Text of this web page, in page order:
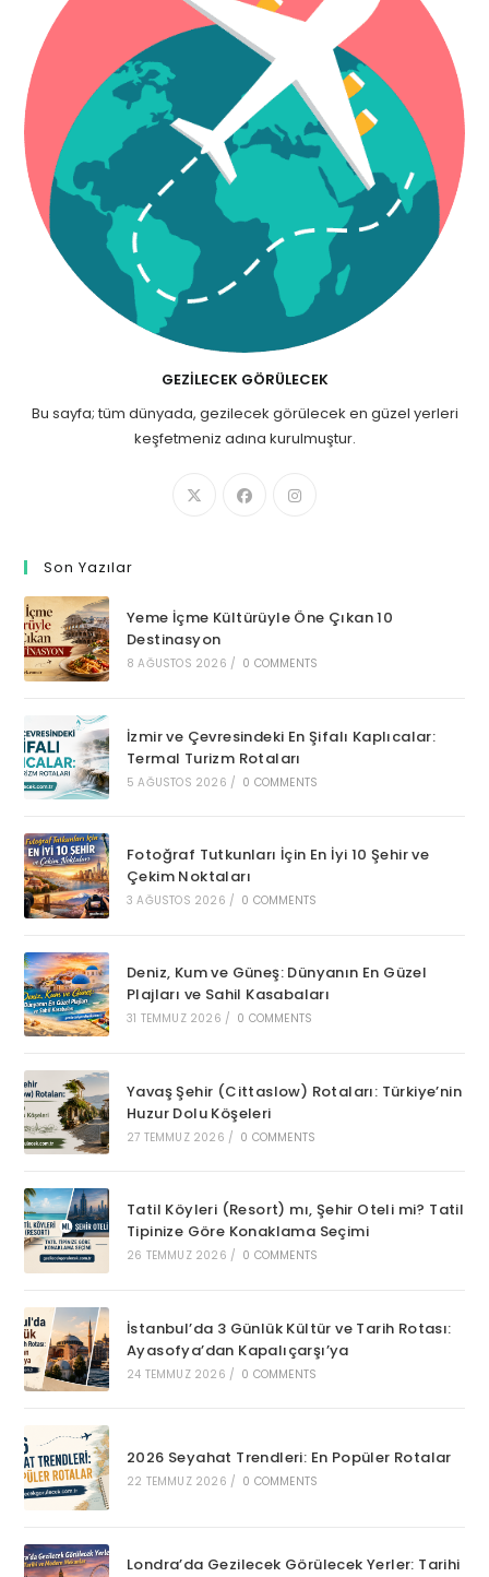
GEZILECEK GÖRÜLECEK
Bu sayfa; tüm dünyada, gezilecek görülecek en güzel yerleri
keşfetmeniz adına kurulmuştur.
Son Yazılar
Yeme İçme Kültürüyle Öne Çıkan 10
Destinasyon
8 AĞUSTOS 2026 / 0 COMMENTS
İzmir ve Çevresindeki En Şifalı Kaplıcalar:
Termal Turizm Rotaları
5 AĞUSTOS 2026 / 0 COMMENTS
Fotoğraf Tutkunları İçin En İyi 10 Şehir ve
Çekim Noktaları
3 AĞUSTOS 2026 / 0 COMMENTS
Deniz, Kum ve Güneş: Dünyanın En Güzel
Plajları ve Sahil Kasabaları
31 TEMMUZ 2026 / 0 COMMENTS
Yavaş Şehir (Cittaslow) Rotaları: Türkiye’nin
Huzur Dolu Köşeleri
27 TEMMUZ 2026 / 0 COMMENTS
Tatil Köyleri (Resort) mı, Şehir Oteli mi? Tatil
Tipinize Göre Konaklama Seçimi
26 TEMMUZ 2026 / 0 COMMENTS
İstanbul’da 3 Günlük Kültür ve Tarih Rotası:
Ayasofya’dan Kapalıçarşı’ya
24 TEMMUZ 2026 / 0 COMMENTS
2026 Seyahat Trendleri: En Popüler Rotalar
22 TEMMUZ 2026 / 0 COMMENTS
Londra’da Gezilecek Görülecek Yerler: Tarihi